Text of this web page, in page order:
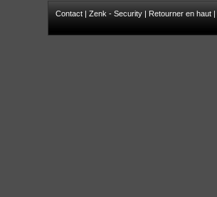
Contact |Zenk - Security | Retourner en haut |